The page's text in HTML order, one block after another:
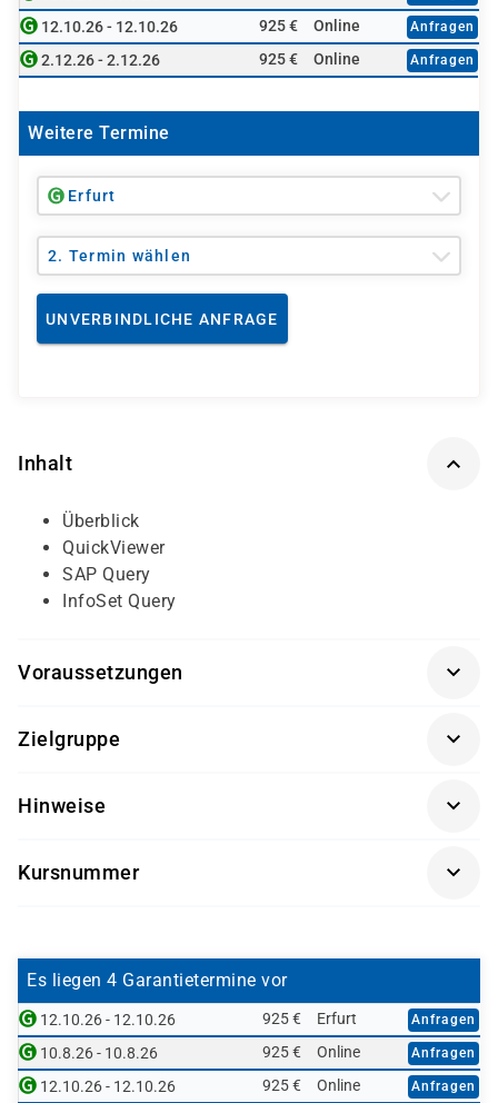
12.10.26 - 12.10.26 925 € Online Anfragen
2.12.26 - 2.12.26 925 € Online Anfragen
Weitere Termine
Erfurt
2. Termin wählen
UNVERBINDLICHE ANFRAGE
Inhalt
Überblick
QuickViewer
SAP Query
InfoSet Query
Voraussetzungen
nötig.
Zielgruppe
Hinweise
Kursnummer
Es liegen 4 Garantietermine vor
12.10.26 - 12.10.26 925 € Erfurt Anfragen
10.8.26 - 10.8.26 925 € Online Anfragen
12.10.26 - 12.10.26 925 € Online Anfragen